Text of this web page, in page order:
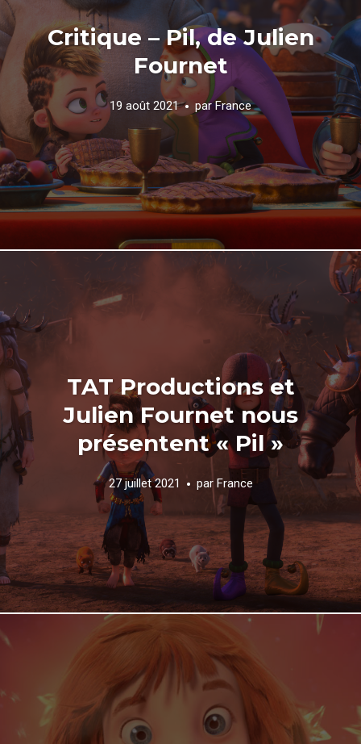
Critique – Pil, de Julien
Fournet
19 août 2021 parFrance
TAT Productions et
Julien Fournet nous
présentent « Pil »
27 juillet 2021 par France